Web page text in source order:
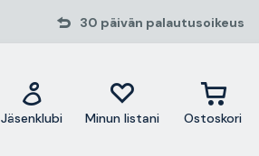
30 päivän palautusoikeus
Jäsenklubi Minun listani Ostoskori